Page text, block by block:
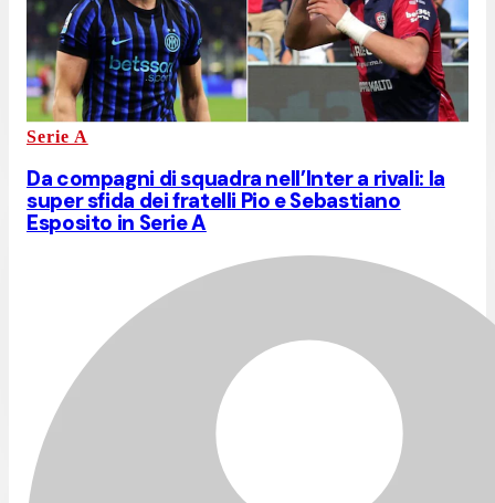
Serie A
Da compagni di squadra nell’Inter a rivali: la
super sfida dei fratelli Pio e Sebastiano
Esposito in Serie A